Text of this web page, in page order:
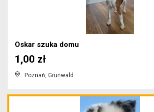
Oskar szuka domu
Poznań, Grunwald
1,00 zł